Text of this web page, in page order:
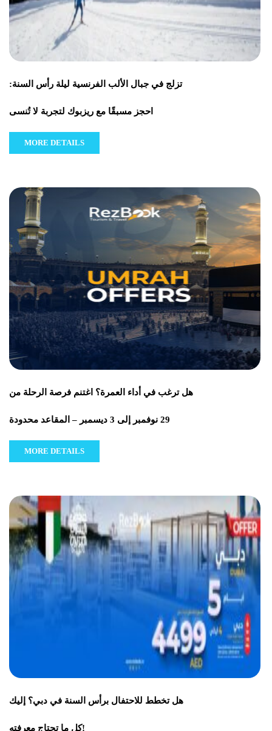
تزلج في جبال الألب الفرنسية ليلة رأس السنة:
احجز مسبقًا مع ريزبوك لتجربة لا تُنسى
MORE DETAILS
هل ترغب في أداء العمرة؟ اغتنم فرصة الرحلة من
29 نوفمبر إلى 3 ديسمبر – المقاعد محدودة
MORE DETAILS
هل تخطط للاحتفال برأس السنة في دبي؟ إليك
كل ما تحتاج معرفته!